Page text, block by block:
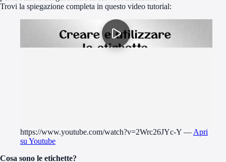
Trovi la spiegazione completa in questo video tutorial:
https://www.youtube.com/watch?v=2Wrc26JYc-Y —Apri
su Youtube
Cosa sono le etichette?